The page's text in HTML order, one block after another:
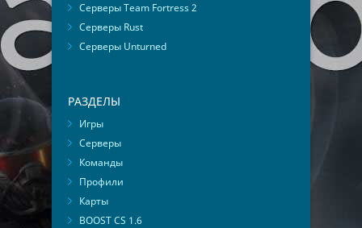
Серверы Team Fortress 2
Серверы Rust
Серверы Unturned
РАЗДЕЛЫ
Игры
Серверы
Команды
Профили
Карты
BOOST CS 1.6